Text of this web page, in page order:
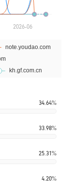
34.64%
33.98%
25.31%
4.20%